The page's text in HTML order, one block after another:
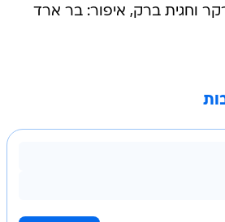
וחגית ברק, איפור: בר ארד